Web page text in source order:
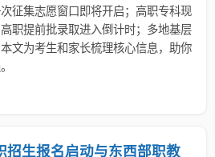
征集志愿窗口即将开启；高职专科现
职提前批录取进入倒计时；多地基层
文为考生和家长梳理核心信息，助你
招生报名启动与东西部职教